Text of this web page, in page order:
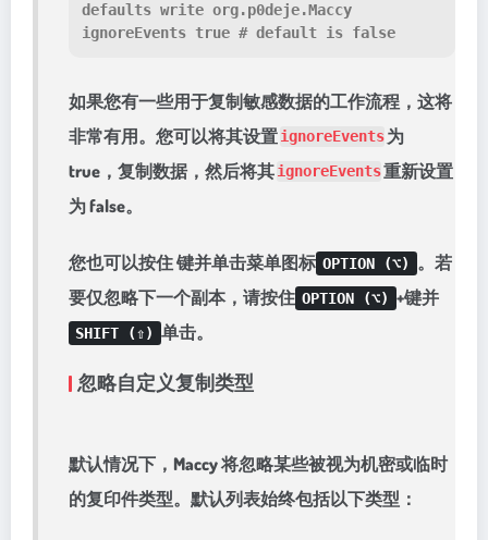
defaults write org.p0deje.Maccy
ignoreEvents true # default is false
如果您有一些用于复制敏感数据的工作流程，这将
非常有用。您可以将其设置ignoreEvents为
true，复制数据，然后将其ignoreEvents重新设置
为 false。
您也可以按住 键并单击菜单图标 OPTION (⌥)
。若
要仅忽略下一个副本，请按住 OPTION (⌥) +键并
SHIFT (⇧) 单击。
忽略自定义复制类型
默认情况下，Maccy 将忽略某些被视为机密或临时
的复印件类型。默认列表始终包括以下类型：